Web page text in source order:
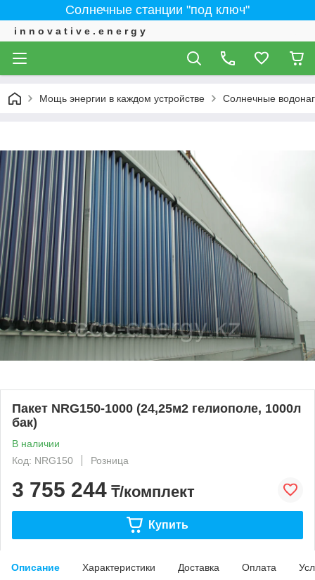
Солнечные станции "под ключ"
i n n o v a t i v e . e n e r g y
Мощь энергии в каждом устройстве Солнечные
Пакет NRG150-1000 (24,25м2 гелиополе, 1000л
бак)
В наличии
Код: NRG150
Розница
3 755 244 ₸/комплект
Купить
Описание Характеристики Доставка Оплата